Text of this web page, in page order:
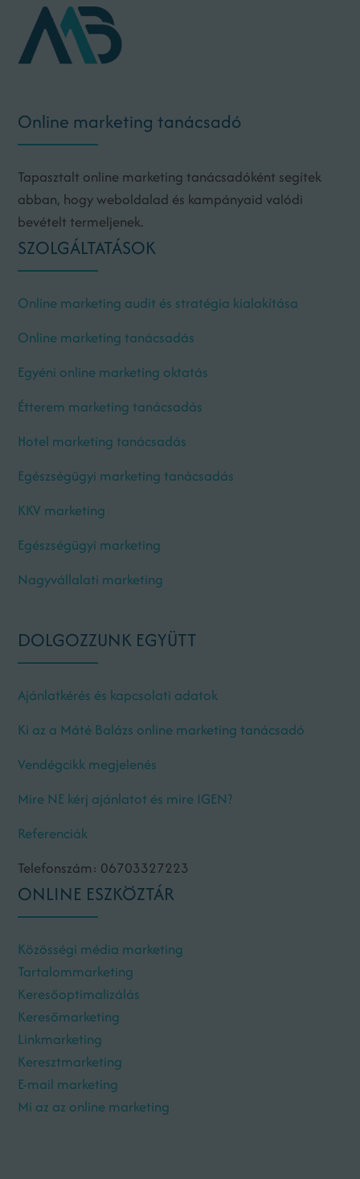
Online marketing tanácsadó
Tapasztalt online marketing tanácsadóként segítek
abban, hogy weboldalad és kampányaid valódi
bevételt termeljenek.
SZOLGÁLTATÁSOK
Online marketing audit és stratégia kialakítása
Online marketing tanácsadás
Egyéni online marketing oktatás
Étterem marketing tanácsadás
Hotel marketing tanácsadás
Egészségügyi marketing tanácsadás
KKV marketing
Egészségügyi marketing
Nagyvállalati marketing
DOLGOZZUNK EGYÜTT
Ajánlatkérés és kapcsolati adatok
Ki az a Máté Balázs online marketing tanácsadó
Vendégcikk megjelenés
Mire NE kérj ajánlatot és mire IGEN?
Referenciák
Telefonszám: 06703327223
ONLINE ESZKÖZTÁR
Közösségi média marketing
Tartalommarketing
Keresőoptimalizálás
Keresőmarketing
Linkmarketing
Keresztmarketing
E-mail marketing
Mi az az online marketing